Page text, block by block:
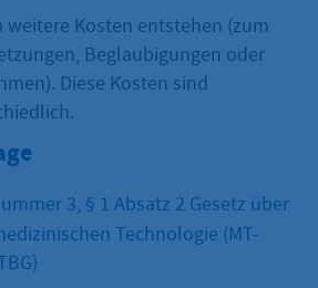
Kosten entstehen (zum
Beglaubigungen oder
Diese Kosten sind
3, § 1 Absatz 2 Gesetz über
Technologie (MT-